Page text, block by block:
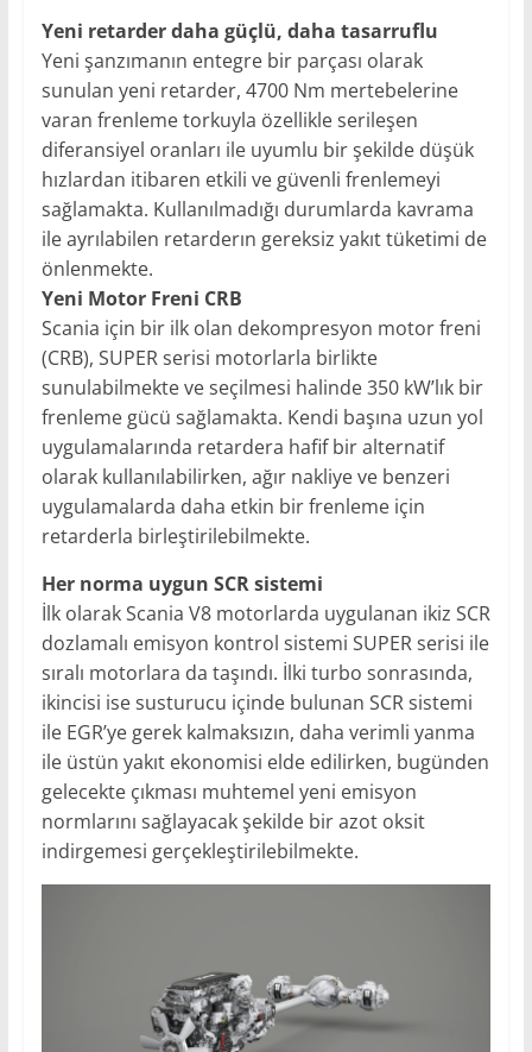
Yeni retarder daha güçlü, daha tasarruflu
Yeni şanzımanın entegre bir parçası olarak
sunulan yeni retarder, 4700 Nm mertebelerine
varan frenleme torkuyla özellikle serileşen
diferansiyel oranları ile uyumlu bir şekilde düşük
hızlardan itibaren etkili ve güvenli frenlemeyi
sağlamakta. Kullanılmadığı durumlarda kavrama
ile ayrılabilen retarderın gereksiz yakıt tüketimi de
önlenmekte.
Yeni Motor Freni CRB
Scania için bir ilk olan dekompresyon motor freni
(CRB), SUPER serisi motorlarla birlikte
sunulabilmekte ve seçilmesi halinde 350 kW’lık bir
frenleme gücü sağlamakta. Kendi başına uzun yol
uygulamalarında retardera hafif bir alternatif
olarak kullanılabilirken, ağır nakliye ve benzeri
uygulamalarda daha etkin bir frenleme için
retarderla birleştirilebilmekte.
Her norma uygun SCR sistemi
İlk olarak Scania V8 motorlarda uygulanan ikiz SCR
dozlamalı emisyon kontrol sistemi SUPER serisi ile
sıralı motorlara da taşındı. İlki turbo sonrasında,
ikincisi ise susturucu içinde bulunan SCR sistemi
ile EGR’ye gerek kalmaksızın, daha verimli yanma
ile üstün yakıt ekonomisi elde edilirken, bugünden
gelecekte çıkması muhtemel yeni emisyon
normlarını sağlayacak şekilde bir azot oksit
indirgemesi gerçekleştirilebilmekte.